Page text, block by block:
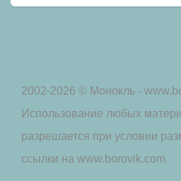
2002-2026 © Монокль -
Использование любых
разрешается при условии
ссылки на www.borovik.com